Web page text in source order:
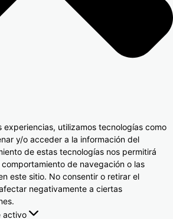
experiencias, utilizamos tecnologías como
y/o acceder a la información del
de estas tecnologías nos permitirá
de navegación o las
este sitio. No consentir o retirar el
negativamente a ciertas
activo